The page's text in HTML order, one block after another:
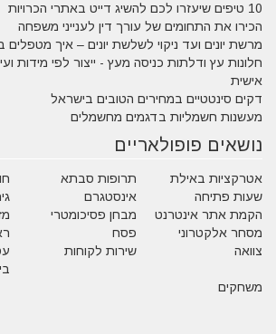
10 טיפים שיעזרו לכם להשיג דייט באתרי הכרויות
הכירו את התחומים של עורך דין לענייני משפחה
מרשת יונים ועד ניקוי לשלשת יונים – איך
חלונות עץ ודלתות כניסה מעץ - ייצור לפי מידות
אישית
דקים סינטטיים במחירים הטובים בישראל
מעשנות חשמליות בדגמים מחשמלים
נושאים פופולאריים
אטרקציות באילת תרופות סבתא
שעות פתיחה
אינסטגרם
הקמת אתר אינטרנט
מבחן פסיכומטרי
מסחר אלקטרוני
פסח
צוואה
שירות לקוחות
משחקים